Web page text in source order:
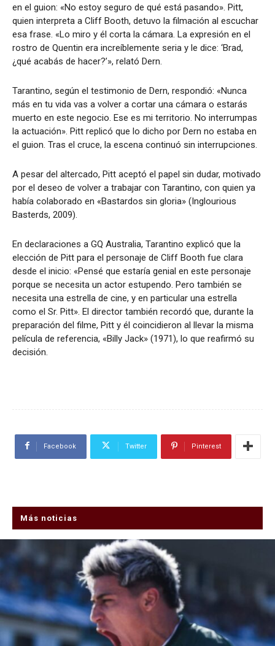
en el guion: «No estoy seguro de qué está pasando». Pitt,
quien interpreta a Cliff Booth, detuvo la filmación al escuchar
esa frase. «Lo miro y él corta la cámara. La expresión en el
rostro de Quentin era increíblemente seria y le dice: ‘Brad,
¿qué acabás de hacer?’», relató Dern.
Tarantino, según el testimonio de Dern, respondió: «Nunca
más en tu vida vas a volver a cortar una cámara o estarás
muerto en este negocio. Ese es mi territorio. No interrumpas
la actuación». Pitt replicó que lo dicho por Dern no estaba en
el guion. Tras el cruce, la escena continuó sin interrupciones.
A pesar del altercado, Pitt aceptó el papel sin dudar, motivado
por el deseo de volver a trabajar con Tarantino, con quien ya
había colaborado en «Bastardos sin gloria» (Inglourious
Basterds, 2009).
En declaraciones a GQ Australia, Tarantino explicó que la
elección de Pitt para el personaje de Cliff Booth fue clara
desde el inicio: «Pensé que estaría genial en este personaje
porque se necesita un actor estupendo. Pero también se
necesita una estrella de cine, y en particular una estrella
como el Sr. Pitt». El director también recordó que, durante la
preparación del filme, Pitt y él coincidieron al llevar la misma
película de referencia, «Billy Jack» (1971), lo que reafirmó su
decisión.
Facebook Twitter Pinterest
Más noticias